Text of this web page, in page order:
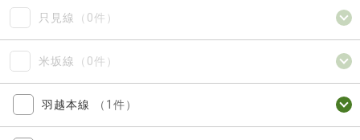
只見線 （0件）
米坂線 （0件）
羽越本線 （1件）